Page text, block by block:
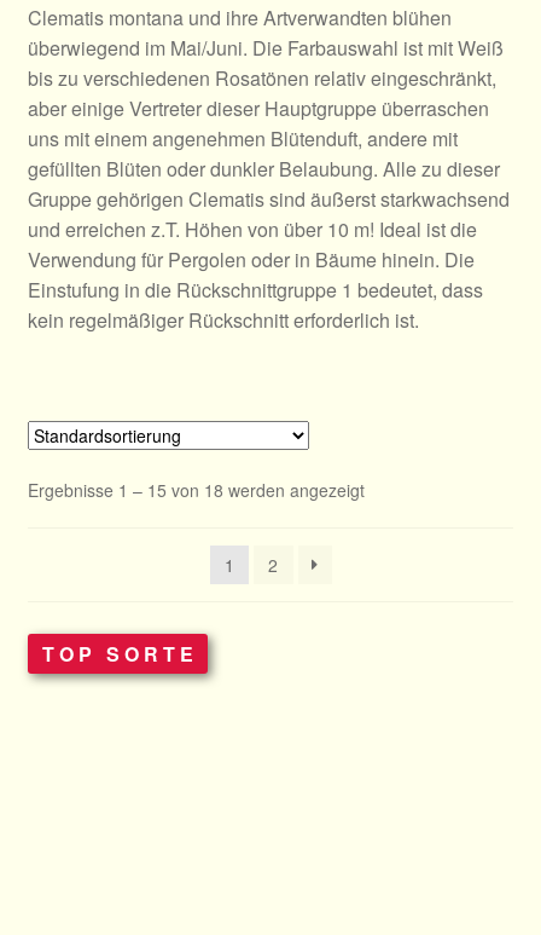
Clematis Stauden / Herbaceous
Clematis Viticella
Clematis Texensis & Viorna
Clematis Orientalis, Tang
Sondergruppe
Termine
Clematis montana und ihre Artverwandten blühen
überwiegend im Mai/Juni. Die Farbauswahl ist mit Weiß
bis zu verschiedenen Rosatönen relativ eingeschränkt,
aber einige Vertreter dieser Hauptgruppe überraschen
uns mit einem angenehmen Blütenduft, andere mit
gefüllten Blüten oder dunkler Belaubung. Alle zu dieser
Gruppe gehörigen Clematis sind äußerst starkwachsend
und erreichen z.T. Höhen von über 10 m! Ideal ist die
Verwendung für Pergolen oder in Bäume hinein. Die
Einstufung in die Rückschnittgruppe 1 bedeutet, dass
kein regelmäßiger Rückschnitt erforderlich ist.
Ergebnisse 1 – 15 von 18 werden angezeigt
1 2